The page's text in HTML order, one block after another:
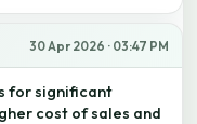
30 Apr 2026 · 03:47 PM
for significant
cost of sales and